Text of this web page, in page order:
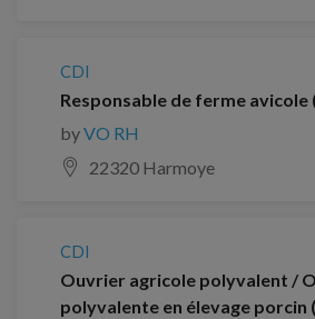
CDI
Responsable de ferme avicole
byVO RH
22320 Harmoye
CDI
Ouvrier agricole polyvalent /
polyvalente en élevage porcin